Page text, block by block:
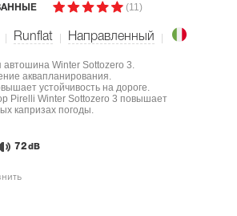
(11)
Runflat Направленный
Winter Sottozero 3.
аквапланирования.
устойчивость на дороге.
Pirelli Winter Sottozero 3 повышает
капризах погоды.
72 dB